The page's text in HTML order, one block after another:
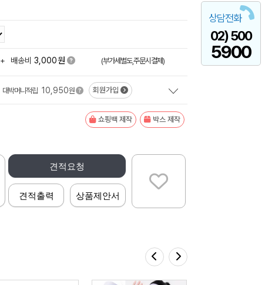
상담전화
02) 500
5900
+ 배송비 3,000원 (부가세별도,주문시결제)
대박머니적립 10,950원 회원가입
쇼핑백 제작 박스 제작
견적요청
견적출력 상품제안서